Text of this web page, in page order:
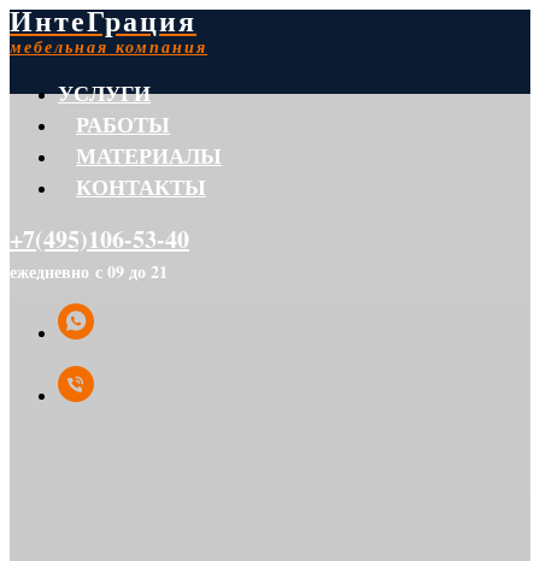
ИнтеГрация
мебельная компания
УСЛУГИ
РАБОТЫ
МАТЕРИАЛЫ
КОНТАКТЫ
+7(495)106-53-40
ежедневно с 09 до 21